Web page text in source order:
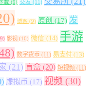
下载 (9) 交友 (11)
博客 (9) 原创 (17) 发
影视 (10) 微信 (14) 手游
数字货币 (11) 易支付 (13)
(21) 盲盒 (20) 短视频 (11)
虚拟币 (17) 视频 (30)